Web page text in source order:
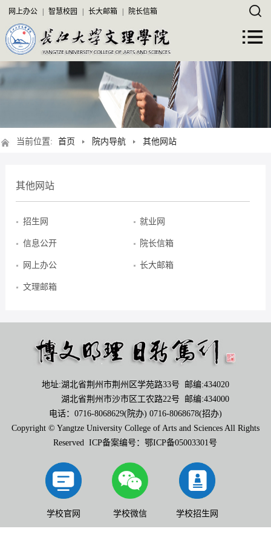
网上办公 智慧校园 长大邮箱 院长信箱
当前位置: 首页 院内导航 其他网站
其他网站
招生网 就业网
信息公开 院长信箱
网上办公 长大邮箱
文理邮箱
地址:湖北省荆州市荆州区学苑路33号 邮编:434020
湖北省荆州市沙市区工农路22号 邮编:434000
电话：0716-8068629(院办) 0716-8068678(招办)
Copyright © Yangtze University College of Arts and Sciences All Rights
Reserved ICP备案编号：鄂ICP备05003301号
学校官网 学校微信 学校招生网